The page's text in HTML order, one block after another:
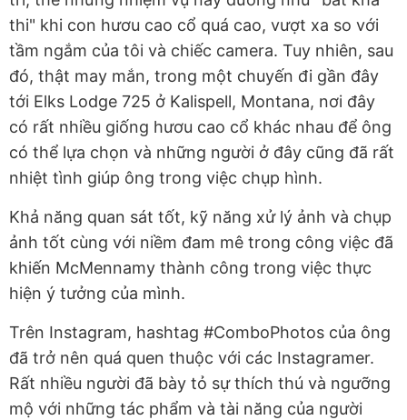
thi" khi con hươu cao cổ quá cao, vượt xa so với
tầm ngắm của tôi và chiếc camera. Tuy nhiên, sau
đó, thật may mắn, trong một chuyến đi gần đây
tới Elks Lodge 725 ở Kalispell, Montana, nơi đây
có rất nhiều giống hươu cao cổ khác nhau để ông
có thể lựa chọn và những người ở đây cũng đã rất
nhiệt tình giúp ông trong việc chụp hình.
Khả năng quan sát tốt, kỹ năng xử lý ảnh và chụp
ảnh tốt cùng với niềm đam mê trong công việc đã
khiến McMennamy thành công trong việc thực
hiện ý tưởng của mình.
Trên Instagram, hashtag #ComboPhotos của ông
đã trở nên quá quen thuộc với các Instagramer.
Rất nhiều người đã bày tỏ sự thích thú và ngưỡng
mộ với những tác phẩm và tài năng của người